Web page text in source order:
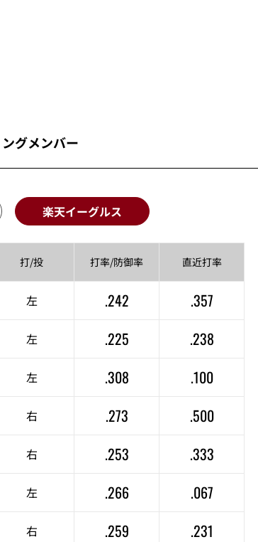
グメンバー
楽天イーグルス
打/投 打率/防御率 直近打率
左 .242
.357
左 .225
.238
左 .308
.100
右 .273
.500
右 .253
.333
左 .266
.067
右 .259
.231